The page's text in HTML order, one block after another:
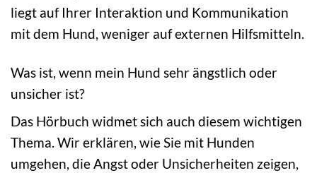
liegt auf Ihrer Interaktion und Kommunikation
mit dem Hund, weniger auf externen Hilfsmitteln.
Was ist, wenn mein Hund sehr ängstlich oder
unsicher ist?
Das Hörbuch widmet sich auch diesem wichtigen
Thema. Wir erklären, wie Sie mit Hunden
umgehen, die Angst oder Unsicherheiten zeigen,